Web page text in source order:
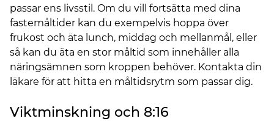
passar ens livsstil. Om du vill fortsätta med dina
fastemåltider kan du exempelvis hoppa över
frukost och äta lunch, middag och mellanmål, eller
så kan du äta en stor måltid som innehåller alla
näringsämnen som kroppen behöver. Kontakta din
läkare för att hitta en måltidsrytm som passar dig.
Viktminskning och 8:16